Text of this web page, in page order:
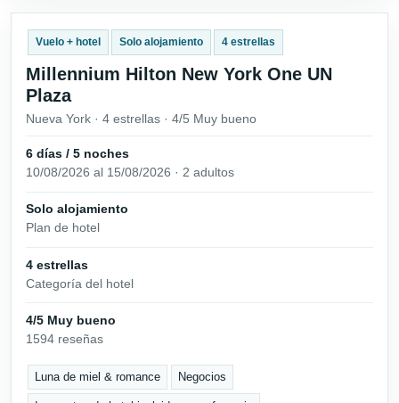
Vuelo + hotel Solo alojamiento 4 estrellas
Millennium Hilton New York One UN
Plaza
Nueva York · 4 estrellas · 4/5 Muy bueno
6 días / 5 noches
10/08/2026 al 15/08/2026 · 2 adultos
Solo alojamiento
Plan de hotel
4 estrellas
Categoría del hotel
4/5 Muy bueno
1594 reseñas
Luna de miel & romance Negocios